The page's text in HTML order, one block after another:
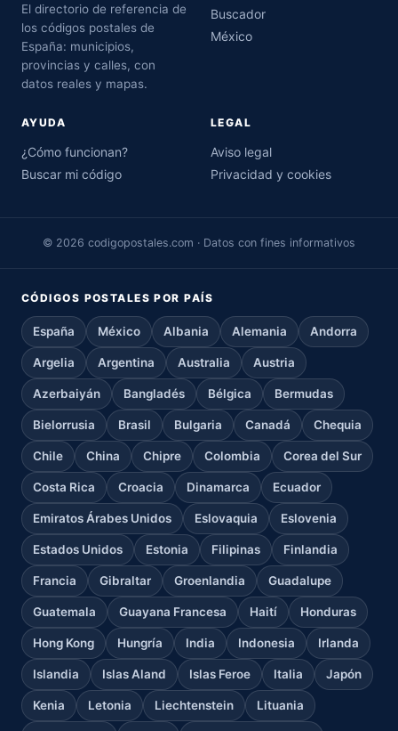
El directorio de referencia de
los códigos postales de
España: municipios,
provincias y calles, con
datos reales y mapas.
Buscador
México
AYUDA
¿Cómo funcionan?
Buscar mi código
LEGAL
Aviso legal
Privacidad y cookies
© 2026 codigopostales.com · Datos con fines informativos
CÓDIGOS POSTALES POR PAÍS
España México Albania Alemania Andorra
Argelia Argentina Australia Austria
Azerbaiyán Bangladés Bélgica Bermudas
Bielorrusia Brasil Bulgaria Canadá Chequia
Chile China Chipre Colombia Corea del Sur
Costa Rica Croacia Dinamarca Ecuador
Emiratos Árabes Unidos Eslovaquia Eslovenia
Estados Unidos Estonia Filipinas Finlandia
Francia Gibraltar Groenlandia Guadalupe
Guatemala Guayana Francesa Haití Honduras
Hong Kong Hungría India Indonesia Irlanda
Islandia Islas Aland Islas Feroe Italia Japón
Kenia Letonia Liechtenstein Lituania